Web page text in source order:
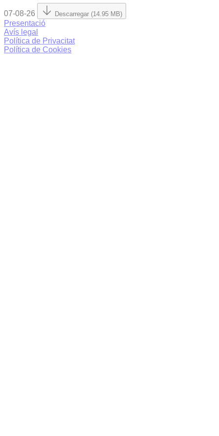
07-08-26 Descarregar (14.95 MB)
Presentació
Avís legal
Política de Privacitat
Política de Cookies